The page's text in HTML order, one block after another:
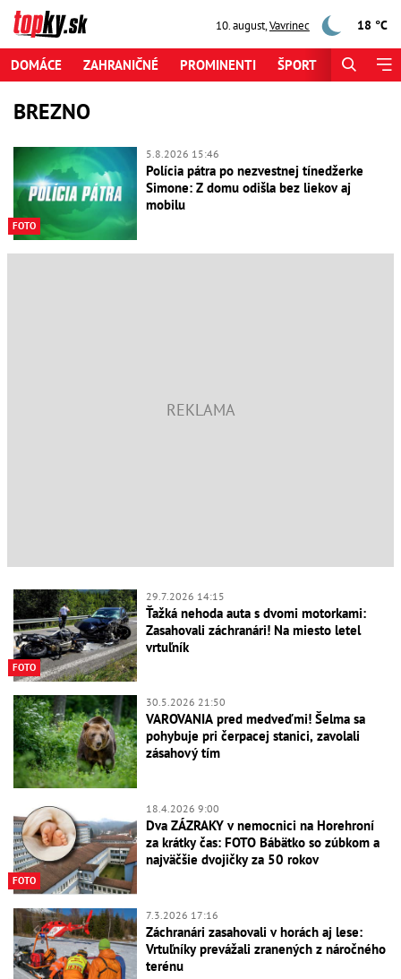
10. august,Vavrinec 18 °C
DOMÁCE ZAHRANIČNÉ PROMINENTI ŠPORT
BREZNO
FOTO
5.8.2026 15:46
Polícia pátra po nezvestnej tínedžerke
Simone: Z domu odišla bez liekov aj
mobilu
FOTO
29.7.2026 14:15
Ťažká nehoda auta s dvomi motorkami:
Zasahovali záchranári! Na miesto letel
vrtuľník
30.5.2026 21:50
VAROVANIA pred medveďmi! Šelma sa
pohybuje pri čerpacej stanici, zavolali
zásahový tím
FOTO
18.4.2026 9:00
Dva ZÁZRAKY v nemocnici na Horehroní
za krátky čas: FOTO Bábätko so zúbkom a
najväčšie dvojičky za 50 rokov
7.3.2026 17:16
Záchranári zasahovali v horách aj lese:
Vrtuľníky prevážali zranených z náročného
terénu